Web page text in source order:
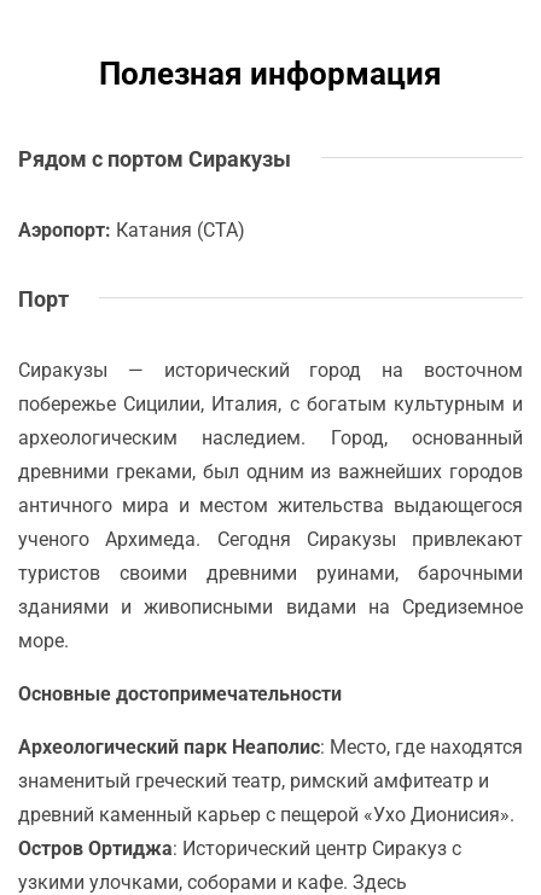
Полезная информация
Рядом с портом Сиракузы
Аэропорт: Катания (CTA)
Порт
Сиракузы — исторический город на восточном
побережье Сицилии, Италия, с богатым культурным и
археологическим наследием. Город, основанный
древними греками, был одним из важнейших городов
античного мира и местом жительства выдающегося
ученого Архимеда. Сегодня Сиракузы привлекают
туристов своими древними руинами, барочными
зданиями и живописными видами на Средиземное
море.
Основные достопримечательности
Археологический парк Неаполис: Место, где находятся
знаменитый греческий театр, римский амфитеатр и
древний каменный карьер с пещерой «Ухо Дионисия».
Остров Ортиджа: Исторический центр Сиракуз с
узкими улочками, соборами и кафе. Здесь